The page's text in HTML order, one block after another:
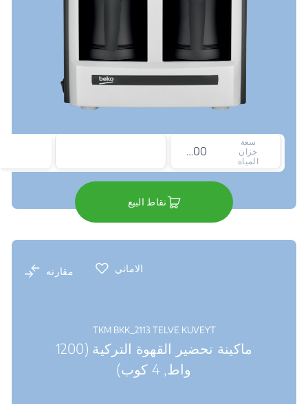
سعة
خزان
المياه
1000 لتر
نقاط البيع
الاماني مقارنه
TKM BKK_2113 TELVE KUVEYT
ماكينة تحضير القهوة التركية (1200
واط, 4 كوب)